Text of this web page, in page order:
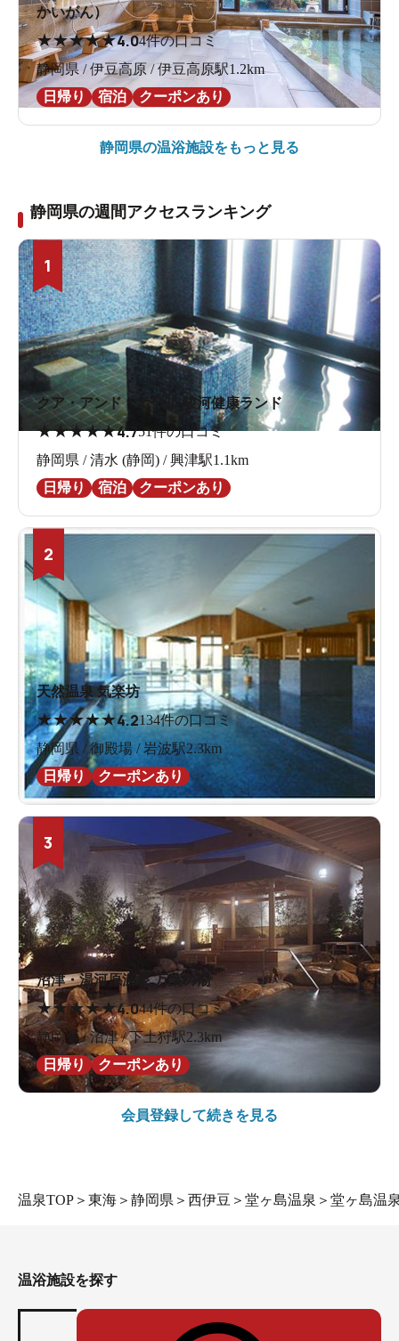
かいがん）
★★★★★4.04件の口コミ
静岡県 / 伊豆高原 / 伊豆高原駅1.2km
日帰り
宿泊 クーポンあり
静岡県の温浴施設をもっと見る
静岡県の週間アクセスランキング
1
クア・アンド・ホテル 駿河健康ランド
★★★★★4.751件の口コミ
静岡県 / 清水 (静岡) / 興津駅1.1km
日帰り
宿泊 クーポンあり
2
天然温泉 気楽坊
★★★★★4.2134件の口コミ
静岡県 / 御殿場 / 岩波駅2.3km
日帰り
クーポンあり
3
沼津・湯河原温泉 万葉の湯
★★★★★4.044件の口コミ
静岡県 / 沼津 / 下土狩駅2.3km
日帰り
クーポンあり
会員登録して続きを見る
温泉TOP ＞ 東海 ＞ 静岡県 ＞ 西伊豆 ＞ 堂ヶ島温泉 ＞ 堂ヶ島温
温浴施設を探す